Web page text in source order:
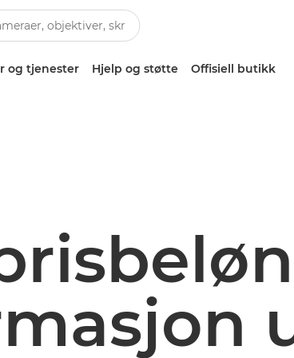
og tjenester Hjelp og støtte Offisiell butikk